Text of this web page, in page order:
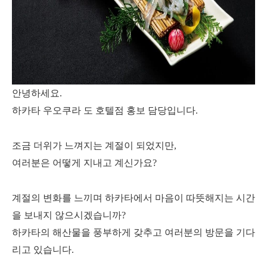
안녕하세요.
하카타 우오쿠라 도 호텔점 홍보 담당입니다.
조금 더위가 느껴지는 계절이 되었지만,
여러분은 어떻게 지내고 계신가요?
계절의 변화를 느끼며 하카타에서 마음이 따뜻해지는 시간
을 보내지 않으시겠습니까?
하카타의 해산물을 풍부하게 갖추고 여러분의 방문을 기다
리고 있습니다.